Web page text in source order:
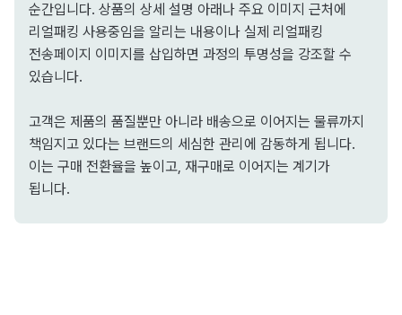
순간입니다. 상품의 상세 설명 아래나 주요 이미지 근처에
리얼패킹 사용중임을 알리는 내용이나 실제 리얼패킹
전송페이지 이미지를 삽입하면 과정의 투명성을 강조할 수
있습니다.
고객은 제품의 품질뿐만 아니라 배송으로 이어지는 물류까지
책임지고 있다는 브랜드의 세심한 관리에 감동하게 됩니다.
이는 구매 전환율을 높이고, 재구매로 이어지는 계기가
됩니다.